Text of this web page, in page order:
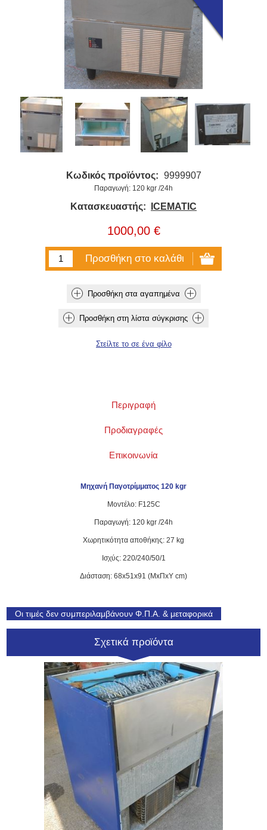
Κωδικός προϊόντος: 9999907
Παραγωγή: 120 kgr /24h
Κατασκευαστής: ICEMATIC
1000,00 €
Περιγραφή
Προδιαγραφές
Επικοινωνία
Μηχανή Παγοτρίμματος 120 kgr
Μοντέλο: F125C
Παραγωγή: 120 kgr /24h
Χωρητικότητα αποθήκης: 27 kg
Ισχύς: 220/240/50/1
Διάσταση: 68x51x91 (ΜxΠxΥ cm)
Οι τιμές δεν συμπεριλαμβάνουν Φ.Π.Α. & μεταφορικά
Σχετικά προϊόντα